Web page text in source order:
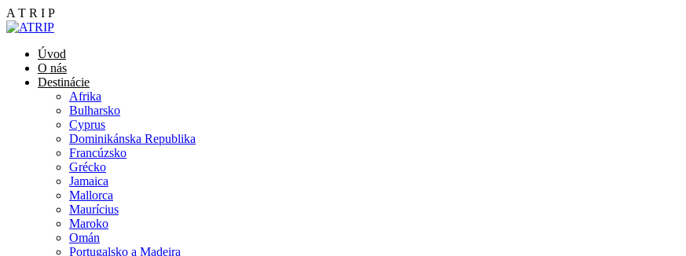
A T R I P
Úvod
O nás
Destinácie
Afrika
Bulharsko
Cyprus
Dominikánska Republika
Francúzsko
Grécko
Jamaica
Mallorca
Maurícius
Maroko
Omán
Portugalsko a Madeira